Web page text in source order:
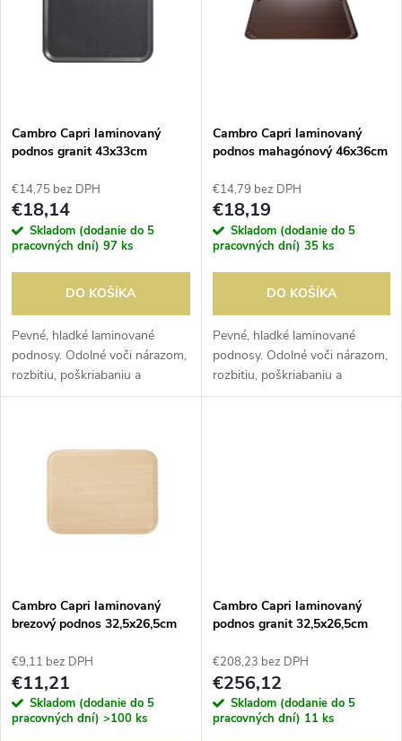
e
p
r
o
d
u
s
p
r
o
d
u
k
Cambro Capri laminovaný
podnos granit 43x33cm
€14,75 bez DPH
€18,14
Skladom (dodanie do 5
pracovných dní) 97 ks
DO KOŠÍKA
Pevné, hladké laminované
podnosy. Odolné voči nárazom,
rozbitiu, poškriabaniu a
škvrnám. Odoláva teplotám od
Cambro Capri laminovaný
podnos mahagónový 46x36cm
€14,79 bez DPH
€18,19
Skladom (dodanie do 5
pracovných dní) 35 ks
DO KOŠÍKA
Pevné, hladké laminované
podnosy. Odolné voči nárazom,
rozbitiu, poškriabaniu a
škvrnám. Odoláva teplotám od
Cambro Capri laminovaný
brezový podnos 32,5x26,5cm
€9,11 bez DPH
€11,21
Skladom (dodanie do 5
pracovných dní) >100 ks
Cambro Capri laminovaný
podnos granit 32,5x26,5cm
€208,23 bez DPH
€256,12
Skladom (dodanie do 5
pracovných dní) 11 ks